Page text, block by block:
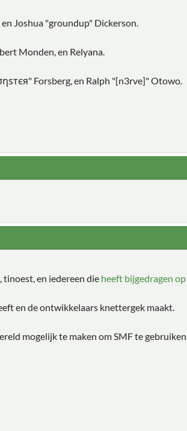
Joshua "groundup" Dickerson.
Monden, en Relyana.
Forsberg, en Ralph "[n3rve]" Otowo.
en iedereen die heeft bijgedragen
en de ontwikkelaars knettergek maakt.
mogelijk te maken om SMF te